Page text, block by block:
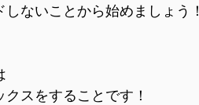
しないことから始めましょう！
スをすることです！